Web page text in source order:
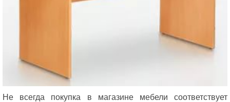
Не всегда покупка в магазине мебели соответствует